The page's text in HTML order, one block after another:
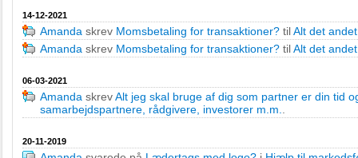
14-12-2021
Amanda skrev Momsbetaling for transaktioner? tilAlt det
Amanda skrev Momsbetaling for transaktioner? tilAlt det
06-03-2021
Amanda skrevAlt jeg skal bruge af dig som partner er din tid
samarbejdspartnere, rådgivere, investorer m.m.
20-11-2019